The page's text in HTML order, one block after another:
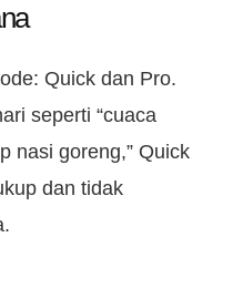
Quick dan Pro.
seperti “cuaca
nasi goreng,” Quick
dan tidak